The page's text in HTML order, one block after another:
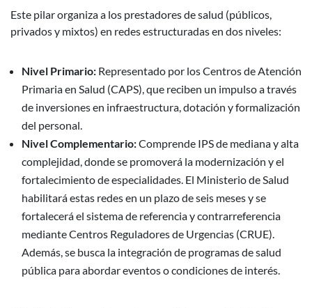
Este pilar organiza a los prestadores de salud (públicos,
privados y mixtos) en redes estructuradas en dos niveles:
Nivel Primario: Representado por los Centros de Atención
Primaria en Salud (CAPS), que reciben un impulso a través
de inversiones en infraestructura, dotación y formalización
del personal.
Nivel Complementario:Comprende IPS de mediana y alta
complejidad, donde se promoverá la modernización y el
fortalecimiento de especialidades. El Ministerio de Salud
habilitará estas redes en un plazo de seis meses y se
fortalecerá el sistema de referencia y contrarreferencia
mediante Centros Reguladores de Urgencias (CRUE).
Además, se busca la integración de programas de salud
pública para abordar eventos o condiciones de interés.